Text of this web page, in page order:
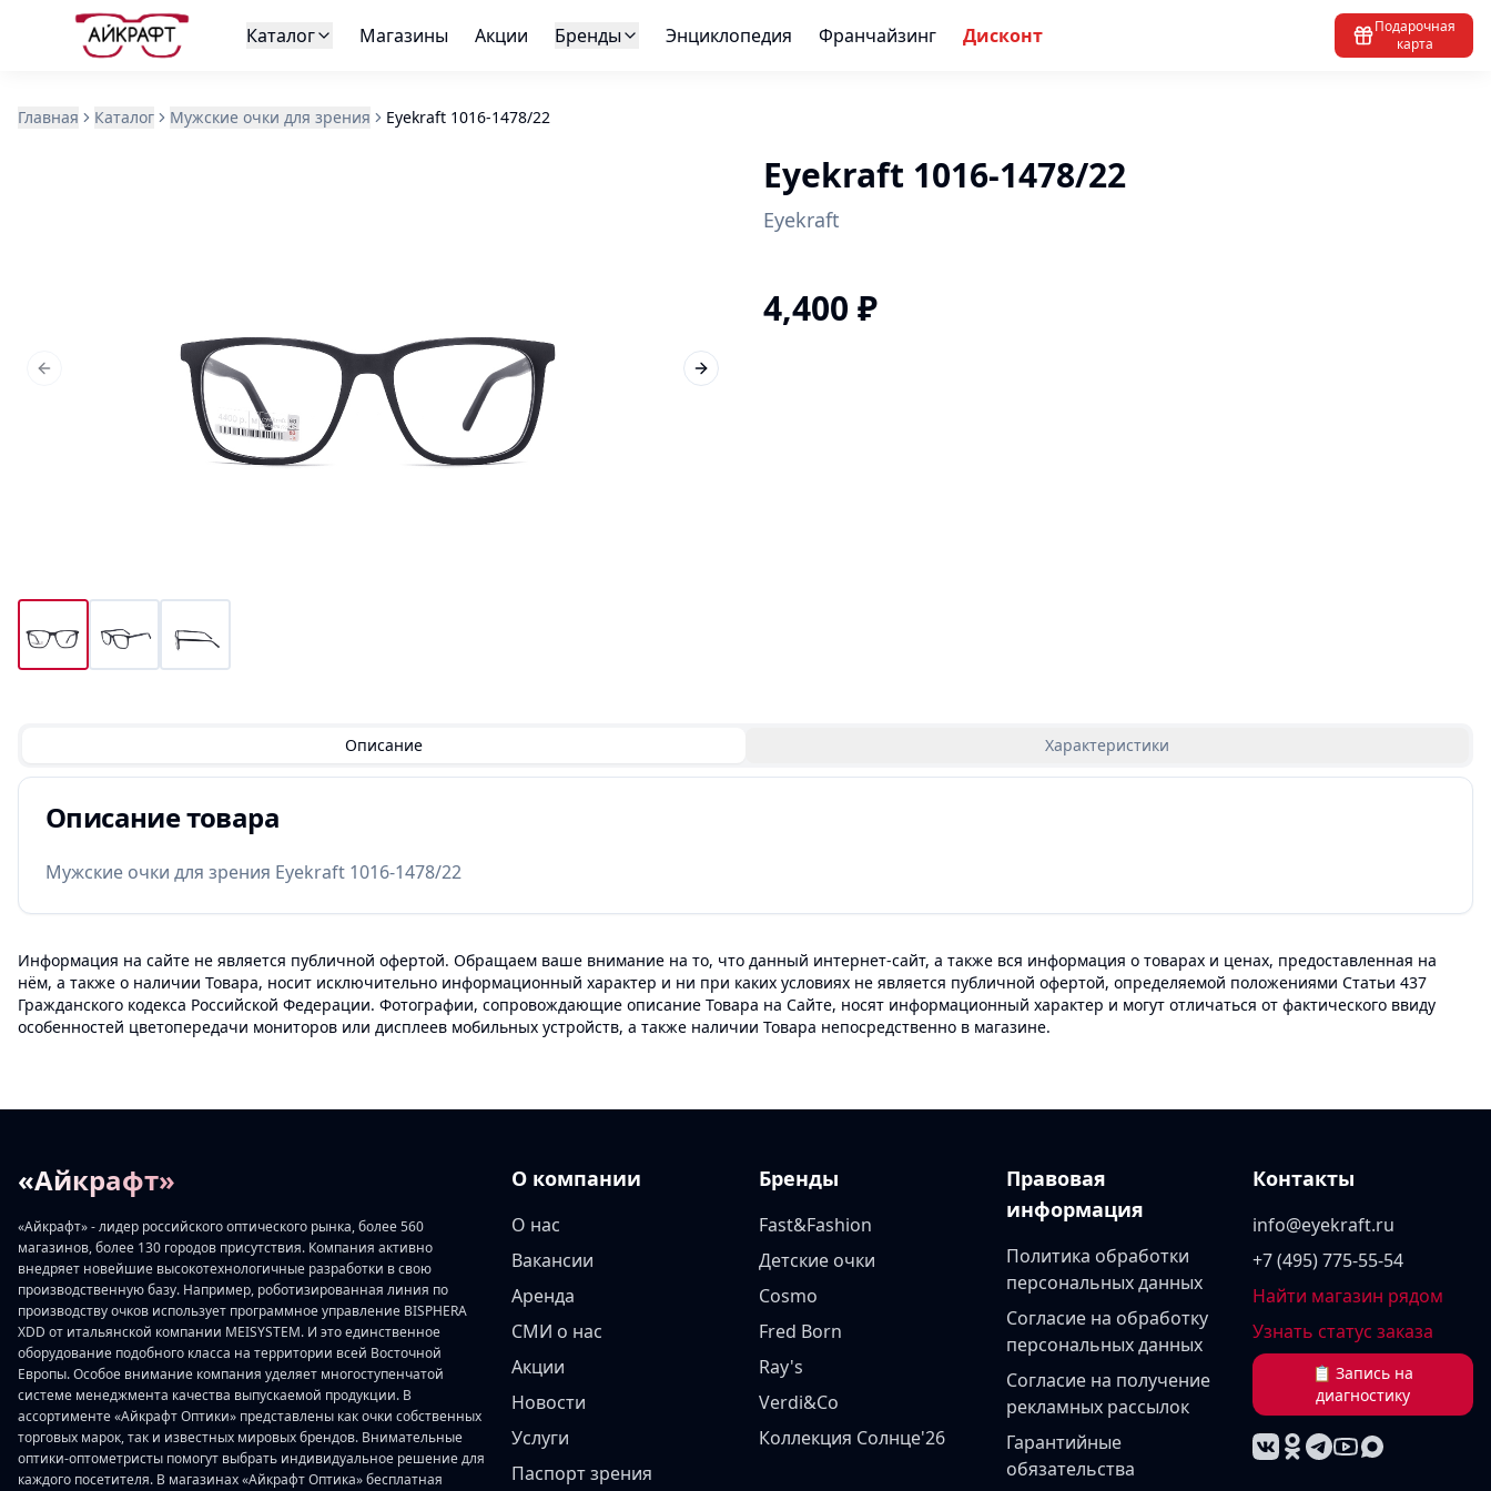
Каталог Магазины Акции Бренды Энциклопедия Франчайзинг Дисконт
Подарочная
карта
Главная Каталог Мужские очки для зрения Eyekraft 1016-1478/22
Previous slide Next slide
Eyekraft 1016-1478/22
Eyekraft
4,400 ₽
Описание Характеристики
Описание товара
Мужские очки для зрения Eyekraft 1016-1478/22
Информация на сайте не является публичной офертой. Обращаем ваше внимание на то, что данный интернет-сайт, а также вся информация о товарах и ценах, предоставленная на
нём, а также о наличии Товара, носит исключительно информационный характер и ни при каких условиях не является публичной офертой, определяемой положениями Статьи 437
Гражданского кодекса Российской Федерации. Фотографии, сопровождающие описание Товара на Сайте, носят информационный характер и могут отличаться от фактического ввиду
особенностей цветопередачи мониторов или дисплеев мобильных устройств, а также наличии Товара непосредственно в магазине.
«Айкрафт»
«Айкрафт» - лидер российского оптического рынка, более 560
магазинов, более 130 городов присутствия. Компания активно
внедряет новейшие высокотехнологичные разработки в свою
производственную базу. Например, роботизированная линия по
производству очков использует программное управление BISPHERA
XDD от итальянской компании MEISYSTEM. И это единственное
оборудование подобного класса на территории всей Восточной
Европы. Особое внимание компания уделяет многоступенчатой
системе менеджмента качества выпускаемой продукции. В
ассортименте «Айкрафт Оптики» представлены как очки собственных
торговых марок, так и известных мировых брендов. Внимательные
оптики-оптометристы помогут выбрать индивидуальное решение для
каждого посетителя. В магазинах «Айкрафт Оптика» бесплатная
О компании
О нас
Вакансии
Аренда
СМИ о нас
Акции
Новости
Услуги
Паспорт зрения
Бренды
Fast&Fashion
Детские очки
Cosmo
Fred Born
Ray's
Verdi&Co
Коллекция Солнце'26
Правовая
информация
Политика обработки
персональных данных
Согласие на обработку
персональных данных
Согласие на получение
рекламных рассылок
Гарантийные
обязательства
Контакты
info@eyekraft.ru
+7 (495) 775-55-54
Найти магазин рядом
Узнать статус заказа
📋 Запись на
диагностику